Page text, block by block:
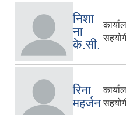
निशा
ना
के.सी.
रिना
महर्जन